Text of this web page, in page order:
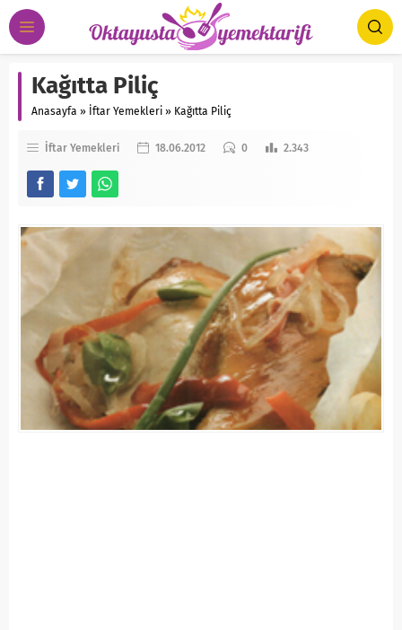
Kağıtta Piliç
Anasayfa » İftar Yemekleri » Kağıtta Piliç
İftar Yemekleri 18.06.2012 0 2.343